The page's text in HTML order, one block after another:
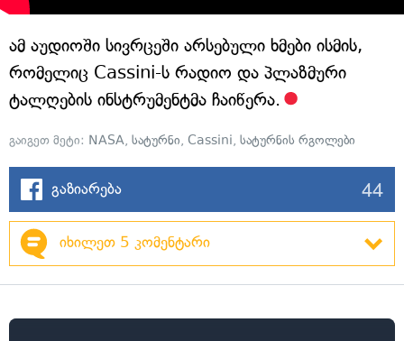
ამ აუდიოში სივრცეში არსებული ხმები ისმის,
რომელიც Cassini-ს რადიო და პლაზმური
ტალღების ინსტრუმენტმა ჩაიწერა.
გაიგეთ მეტი: NASA, სატურნი, Cassini, სატურნის რგოლები
გაზიარება 44
იხილეთ 5 კომენტარი